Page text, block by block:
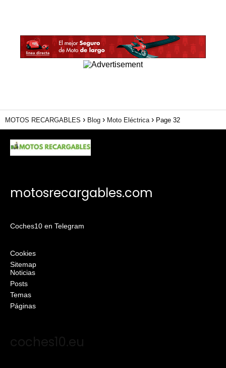
MOTOS RECARGABLES Blog Moto Eléctrica Page 32
motosrecargables.com
Coches10 en Telegram
Cookies
Sitemap
Noticias
Posts
Temas
Páginas
coches10.eu